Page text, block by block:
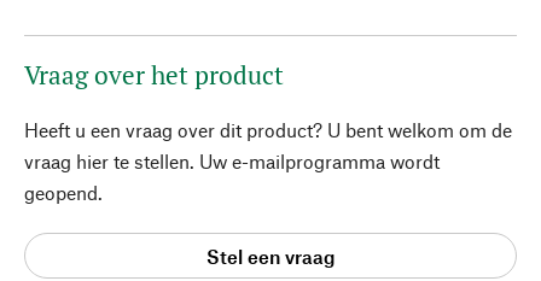
Vraag over het product
Heeft u een vraag over dit product? U bent welkom om de
vraag hier te stellen. Uw e-mailprogramma wordt
geopend.
Stel een vraag